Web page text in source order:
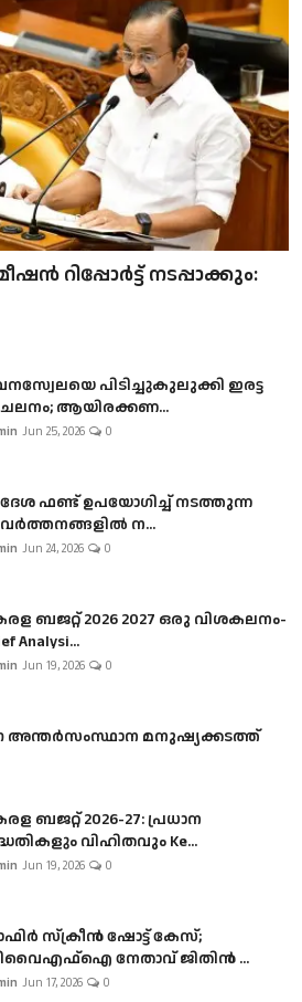
റിപ്പോർട്ട് നടപ്പാക്കും:
പിടിച്ചുകുലുക്കി ഇരട്ട
ആയിരക്കണ...
Jun 25, 2026 0
ഫണ്ട് ഉപയോഗിച്ച് നടത്തുന്ന
ന...
Jun 24, 2026 0
ബജറ്റ് 2026 2027 ഒരു വിശകലനം-
Analysi...
Jun 19, 2026 0
അന്തർസംസ്ഥാന മനുഷ്യക്കടത്ത്
ബജറ്റ് 2026-27: പ്രധാന
വിഹിതവും Ke...
Jun 19, 2026 0
സ്‌ക്രീൻ ഷോട്ട് കേസ്;
നേതാവ് ജിതിൻ ...
Jun 17, 2026 0